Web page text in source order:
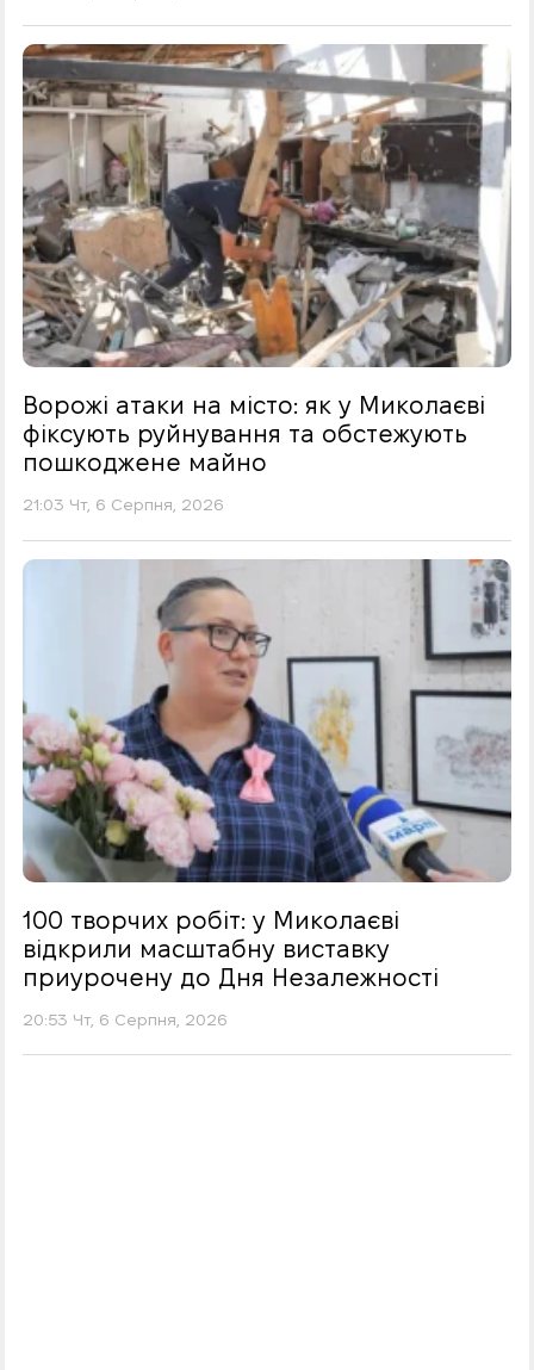
Ворожі атаки на місто: як у Миколаєві
фіксують руйнування та обстежують
пошкоджене майно
21:03 Чт, 6 Серпня, 2026
100 творчих робіт: у Миколаєві
відкрили масштабну виставку
приурочену до Дня Незалежності
20:53 Чт, 6 Серпня, 2026